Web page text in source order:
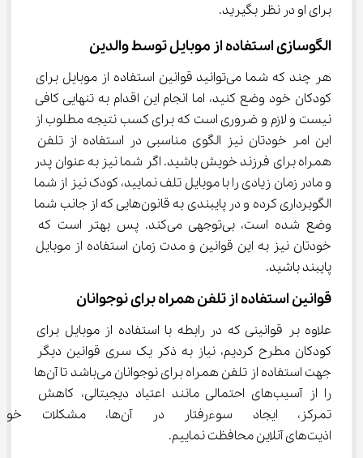
برای او در نظر بگیرید.
الگوسازی استفاده از موبایل توسط والدین
هر چند که شما می‌توانید قوانین استفاده از موبایل برای
کودکان خود وضع کنید، اما انجام این اقدام به تنهایی کافی
نیست و لازم و ضروری است که برای کسب نتیجه مطلوب از
این امر خودتان نیز الگوی مناسبی در استفاده از تلفن
همراه برای فرزند خویش باشید. اگر شما نیز به عنوان پدر
و مادر زمان زیادی را با موبایل تلف نمایید، کودک نیز از شما
الگوبرداری کرده و در پایبندی به قانون‌هایی که از جانب شما
وضع شده است، بی‌توجهی می‌کند. پس بهتر است که
خودتان نیز به این قوانین و مدت زمان استفاده از موبایل
پایبند باشید.
قوانین استفاده از تلفن همراه برای نوجوانان
علاوه بر قوانینی که در رابطه با استفاده از موبایل برای
کودکان مطرح کردیم، نیاز به ذکر یک سری قوانین دیگر
جهت استفاده از تلفن همراه برای نوجوانان می‌باشد تا آن‌ها
را از آسیب‌های احتمالی مانند اعتیاد دیجیتالی، کاهش
تمرکز، ایجاد سوءرفتار در
اذیت‌های آنلاین محافظت نماییم.